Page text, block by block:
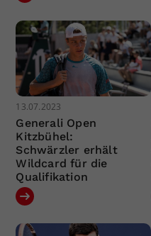
13.07.2023
Generali Open
Kitzbühel:
Schwärzler erhält
Wildcard für die
Qualifikation